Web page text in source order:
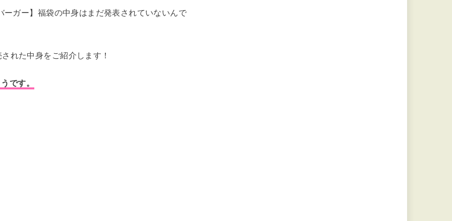
ガー】福袋の中身はまだ発表されていないんで
れた中身をご紹介します！
です。